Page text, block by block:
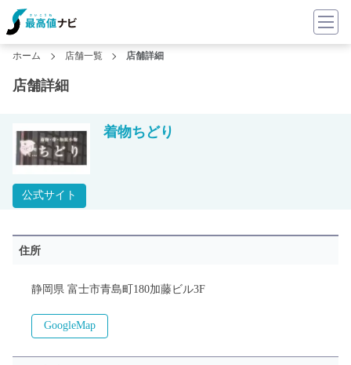
ホーム 店舗一覧 店舗詳細
店舗詳細
公式サイト
着物ちどり
住所
静岡県 富士市青島町180加藤ビル3F
GoogleMap